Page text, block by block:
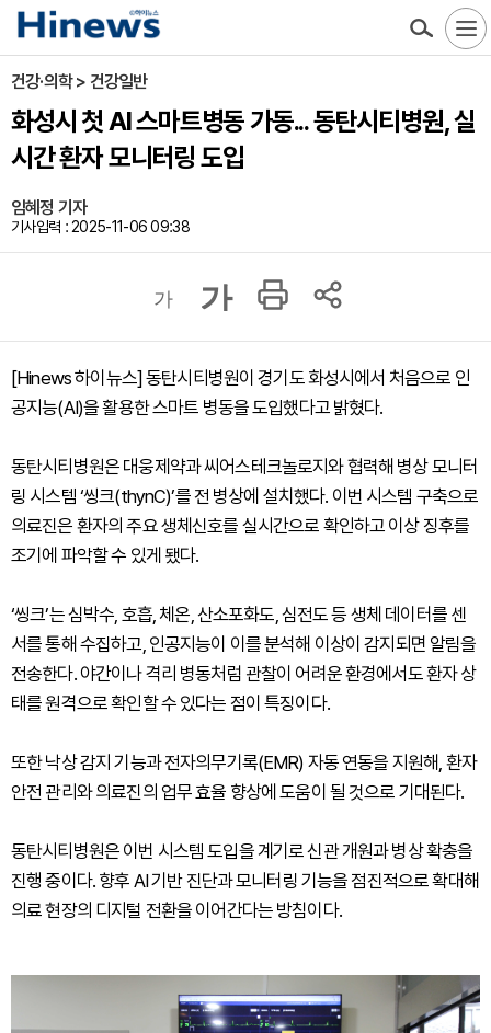
건강·의학 > 건강일반
화성시 첫 AI 스마트병동 가동... 동탄시티병원, 실
시간 환자 모니터링 도입
임혜정 기자
기사입력 : 2025-11-06 09:38
가 가
[Hinews 하이뉴스] 동탄시티병원이 경기도 화성시에서 처음으로 인
공지능(AI)을 활용한 스마트 병동을 도입했다고 밝혔다.
동탄시티병원은 대웅제약과 씨어스테크놀로지와 협력해 병상 모니터
링 시스템 ‘씽크(thynC)’를 전 병상에 설치했다. 이번 시스템 구축으로
의료진은 환자의 주요 생체신호를 실시간으로 확인하고 이상 징후를
조기에 파악할 수 있게 됐다.
‘씽크’는 심박수, 호흡, 체온, 산소포화도, 심전도 등 생체 데이터를 센
서를 통해 수집하고, 인공지능이 이를 분석해 이상이 감지되면 알림을
전송한다. 야간이나 격리 병동처럼 관찰이 어려운 환경에서도 환자 상
태를 원격으로 확인할 수 있다는 점이 특징이다.
또한 낙상 감지 기능과 전자의무기록(EMR) 자동 연동을 지원해, 환자
안전 관리와 의료진의 업무 효율 향상에 도움이 될 것으로 기대된다.
동탄시티병원은 이번 시스템 도입을 계기로 신관 개원과 병상 확충을
진행 중이다. 향후 AI 기반 진단과 모니터링 기능을 점진적으로 확대해
의료 현장의 디지털 전환을 이어간다는 방침이다.